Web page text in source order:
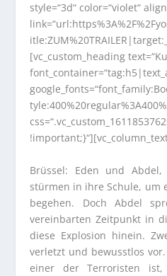
style=“3d“ color=“violet“
[vc_custom_heading
Brüssel: Eden und Abdel,
stürmen in ihre Schule, um
begehen. Doch Abdel
vereinbarten Zeitpunkt in
diese Explosion hinein.
verletzt und bewusstlos
einer der Terroristen